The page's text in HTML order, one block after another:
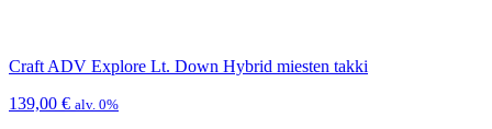
Craft ADV Explore Lt. Down Hybrid miesten takki
139,00 € alv. 0%